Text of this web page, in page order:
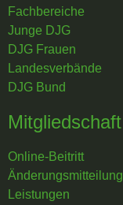
Fachbereiche
Junge DJG
DJG Frauen
Landesverbände
DJG Bund
Mitgliedschaft
Online-Beitritt
Änderungsmitteilung
Leistungen